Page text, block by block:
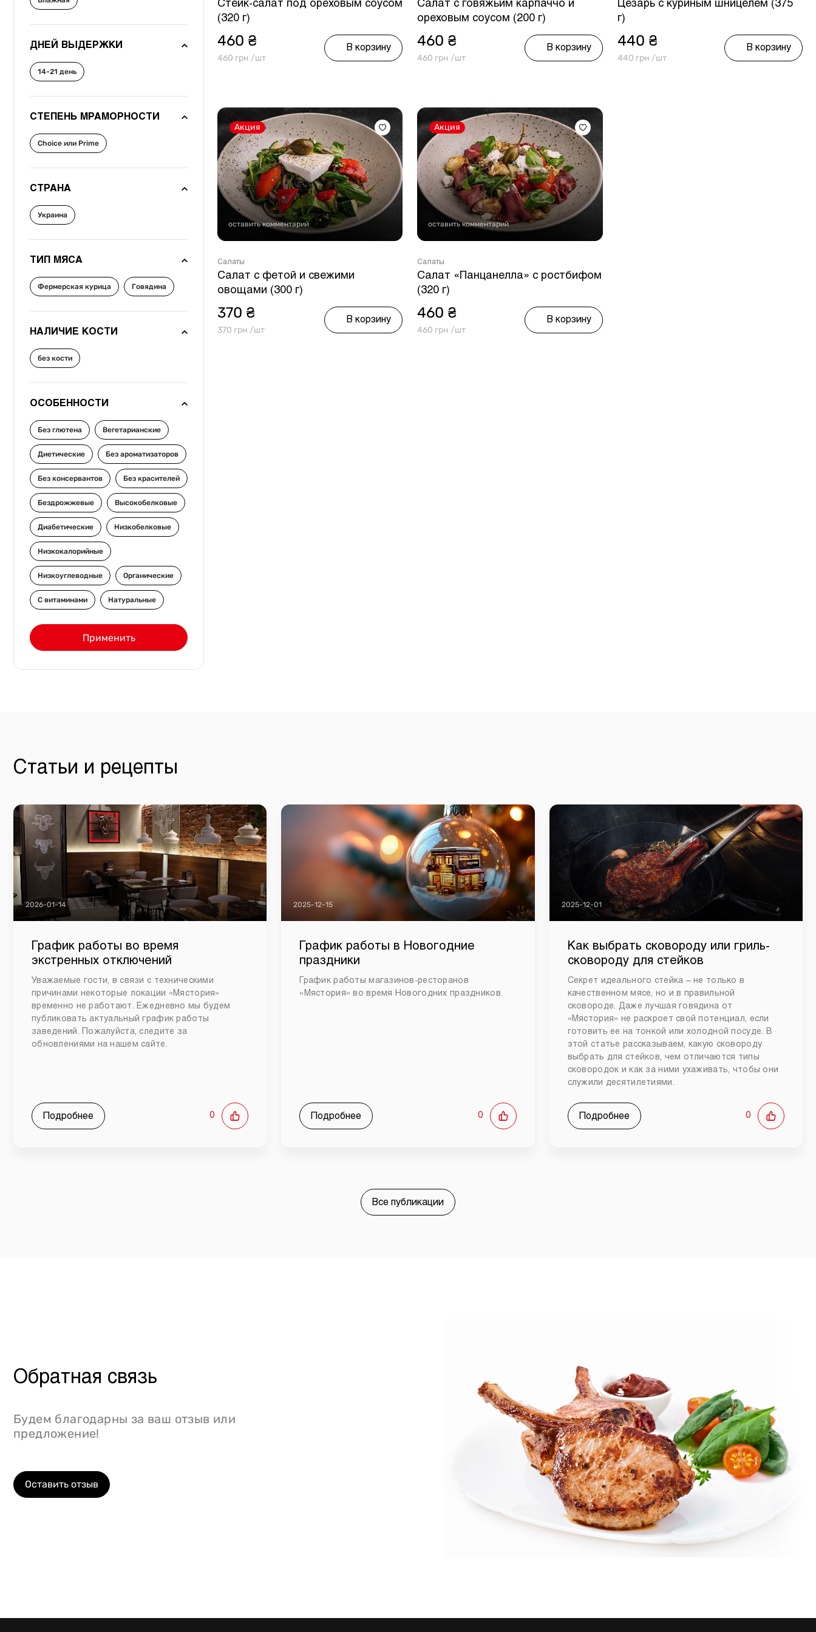
Другое
ДНЕЙ ВЫДЕРЖКИ
14-21 день
СТЕПЕНЬ МРАМОРНОСТИ
Choice или Prime
СТРАНА
Украина
ТИП МЯСА
Фермерская курица Говядина
НАЛИЧИЕ КОСТИ
без кости
ОСОБЕННОСТИ
Без глютена Вегетарианские
Диетические Без ароматизаторов
Без консервантов Без красителей
Бездрожжевые Высокобелковые
Диабетические Низкобелковые
Низкокалорийные
Низкоуглеводные Органические
С витаминами Натуральные
Применить
Стейк-салат под ореховым соусом
(320 г)
460 ₴
460 грн /шт
В корзину
Салат с говяжьим карпаччо и
ореховым соусом (200 г)
460 ₴
460 грн /шт
В корзину
Цезарь с куриным шницелем (375
г)
440 ₴
440 грн /шт
В корзину
Акция
оставить комментарий
Салаты
Салат с фетой и свежими
овощами (300 г)
370 ₴
370 грн /шт
В корзину
Акция
оставить комментарий
Салаты
Салат «Панцанелла» с ростбифом
(320 г)
460 ₴
460 грн /шт
В корзину
Статьи и рецепты
2026-01-14
График работы во время
экстренных отключений
Уважаемые гости, в связи с техническими
причинами некоторые локации «Мястория»
временно не работают. Ежедневно мы будем
публиковать актуальный график работы
заведений. Пожалуйста, следите за
обновлениями на нашем сайте.
Подробнее 0
2025-12-15
График работы в Новогодние
праздники
График работы магазинов-ресторанов
«Мястория» во время Новогодних праздников.
Подробнее 0
2025-12-01
Как выбрать сковороду или гриль-
сковороду для стейков
Секрет идеального стейка – не только в
качественном мясе, но и в правильной
сковороде. Даже лучшая говядина от
«Мястория» не раскроет свой потенциал, если
готовить ее на тонкой или холодной посуде. В
этой статье рассказываем, какую сковороду
выбрать для стейков, чем отличаются типы
сковородок и как за ними ухаживать, чтобы они
служили десятилетиями.
Подробнее 0
Все публикации
Обратная связь
Будем благодарны за ваш отзыв или
предложение!
Оставить отзыв